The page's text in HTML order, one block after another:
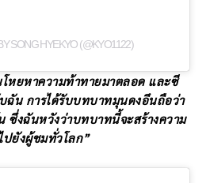
SONG HYEKYO (@KYO1122)
โหยหาความท้าทายมาตลอด และซี
ฉัน การได้รับบทบาทมุนดงอึนถือว่า
ซึ่งฉันหวังว่าบทบาทนี้จะสร้างความ
ยังผู้ชมทั่วโลก”